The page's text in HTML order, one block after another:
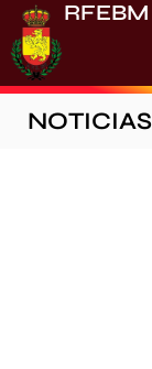
RFEBM
NOTICIAS